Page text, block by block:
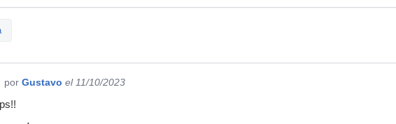
por Gustavo el 11/10/2023